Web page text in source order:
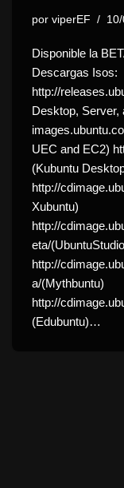
por viperEF
Disponible la
Descargas Isos:
http://
Desktop, Server,
UEC and EC2)
(Kubuntu
http://
Xubuntu)
http://
eta/
http://
a/(Mythbuntu)
http://
(Edubuntu)…